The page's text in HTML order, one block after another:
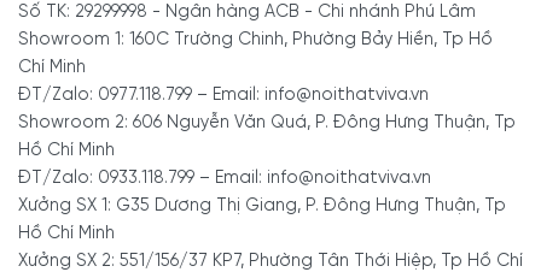
Số TK: 29299998 - Ngân hàng ACB - Chi nhánh Phú Lâm
Showroom 1: 160C Trường Chinh, Phường Bảy Hiền, Tp Hồ
Chí Minh
ĐT/Zalo: 0977.118.799 – Email: info@noithatviva.vn
Showroom 2: 606 Nguyễn Văn Quá, P. Đông Hưng Thuận, Tp
Hồ Chí Minh
ĐT/Zalo: 0933.118.799 – Email: info@noithatviva.vn
Xưởng SX 1: G35 Dương Thị Giang, P. Đông Hưng Thuận, Tp
Hồ Chí Minh
Xưởng SX 2: 551/156/37 KP7, Phường Tân Thới Hiệp, Tp Hồ Chí